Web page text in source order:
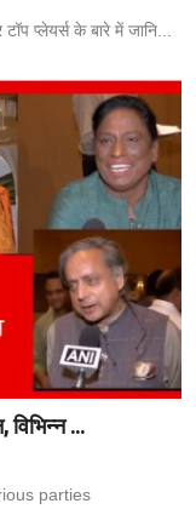
प्लेयर्स के बारे में जानि...
विभिन्न ...
parties